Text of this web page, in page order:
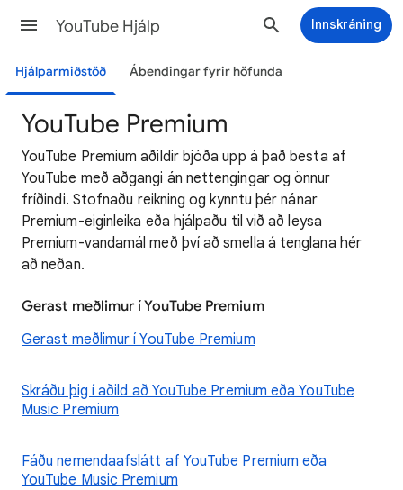
YouTube Hjálp Innskráning
Hjálparmiðstöð Ábendingar fyrir höfunda
YouTube Premium
YouTube Premium aðildir bjóða upp á það besta af
YouTube með aðgangi án nettengingar og önnur
fríðindi. Stofnaðu reikning og kynntu þér nánar
Premium-eiginleika eða hjálpaðu til við að leysa
Premium-vandamál með því að smella á tenglana hér
að neðan.
Gerast meðlimur í YouTube Premium
Gerast meðlimur í YouTube Premium
Skráðu þig í aðild að YouTube Premium eða YouTube
Music Premium
Fáðu nemendaafslátt af YouTube Premium eða
YouTube Music Premium